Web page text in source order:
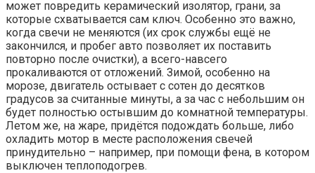
может повредить керамический изолятор, грани, за
которые схватывается сам ключ. Особенно это важно,
когда свечи не меняются (их срок службы ещё не
закончился, и пробег авто позволяет их поставить
повторно после очистки), а всего-навсего
прокаливаются от отложений. Зимой, особенно на
морозе, двигатель остывает с сотен до десятков
градусов за считанные минуты, а за час с небольшим он
будет полностью остывшим до комнатной температуры.
Летом же, на жаре, придётся подождать больше, либо
охладить мотор в месте расположения свечей
принудительно – например, при помощи фена, в котором
выключен теплоподогрев.